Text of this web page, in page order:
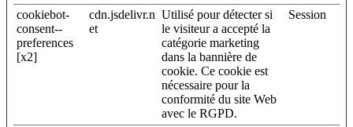
cookiebot-
consent--
preferences
[x2]
cdn.jsdelivr.n
et
Utilisé pour détecter si
le visiteur a accepté la
catégorie marketing
dans la bannière de
cookie. Ce cookie est
nécessaire pour la
conformité du site Web
avec le RGPD.
Session